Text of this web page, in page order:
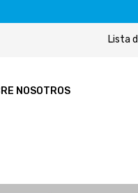
Lista
NOSOTROS